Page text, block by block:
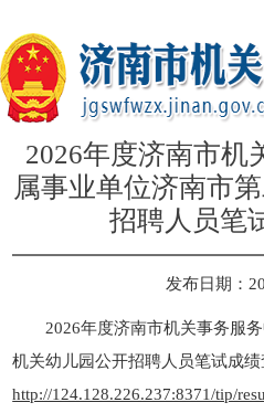
2026年度济南市机
属事业单位济南市
招聘人员笔
发布日期：
2026年度济南市机关事务服
机关幼儿园公开招聘人员笔试成绩
http://124.128.226.237:8371/tip/